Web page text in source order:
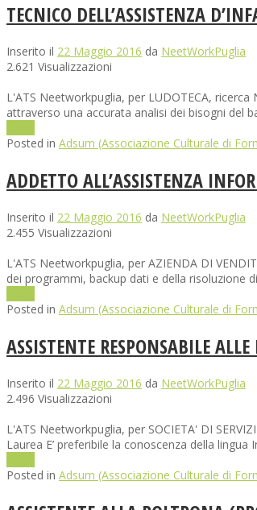
TECNICO DELL’ASSISTENZA
Inserito il 22 Maggio 2016 da NeetWorkPuglia
2.621 Visualizzazioni
L'ATS Neetworkpuglia, per LUDOTECA,
attraverso una accurata analisi dei bisogni del
Posted in Adsum (Associazione Culturale di
ADDETTO ALL’ASSISTENZA
Inserito il 22 Maggio 2016 da NeetWorkPuglia
2.455 Visualizzazioni
L'ATS Neetworkpuglia, per AZIENDA DI
dei programmi, backup dati e della
Posted in Adsum (Associazione Culturale di
ASSISTENTE RESPONSABILE
Inserito il 22 Maggio 2016 da NeetWorkPuglia
2.496 Visualizzazioni
L'ATS Neetworkpuglia, per SOCIETA' DI
Laurea E’ preferibile la conoscenza della
Posted in Adsum (Associazione Culturale di